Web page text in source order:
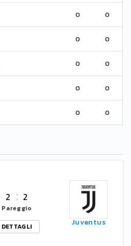
0 0
0 0
0 0
0 0
0 0
2 2
Pareggio
DETTAGLI
Juventus